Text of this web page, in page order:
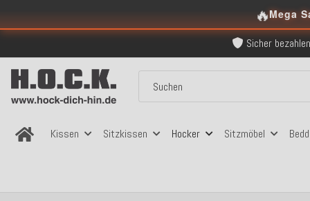
🔥Mega
Kostenloser Versand
Über 120.000
Sicher
Kostenloser Versand
Kissen
Sitzkissen Hocker Sitzmöbel